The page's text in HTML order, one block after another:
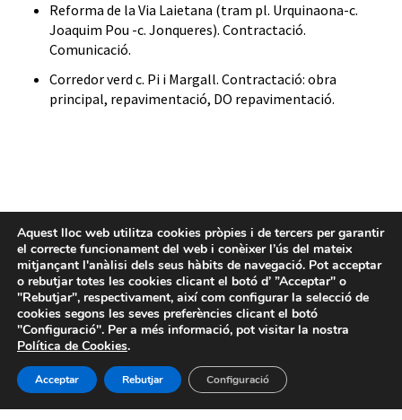
Reforma de la Via Laietana (tram pl. Urquinaona-c.
Joaquim Pou -c. Jonqueres). Contractació.
Comunicació.
Corredor verd c. Pi i Margall. Contractació: obra
principal, repavimentació, DO repavimentació.
Aquest lloc web utilitza cookies pròpies i de tercers per garantir
el correcte funcionament del web i conèixer l’ús del mateix
mitjançant l'anàlisi dels seus hàbits de navegació. Pot acceptar
o rebutjar totes les cookies clicant el botó d’ ”Acceptar" o
"Rebutjar", respectivament, així com configurar la selecció de
cookies segons les seves preferències clicant el botó
"Configuració". Per a més informació, pot visitar la nostra
Política de Cookies.
Acceptar Rebutjar Configuració